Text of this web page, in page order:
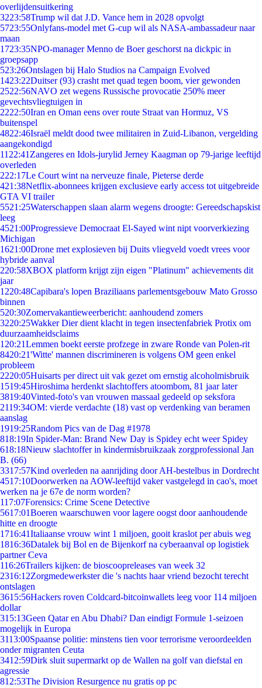
overlijdensuitkering
3223:58Trump wil dat J.D. Vance hem in 2028 opvolgt
5723:55Onlyfans-model met G-cup wil als NASA-ambassadeur naar
maan
1723:35NPO-manager Menno de Boer geschorst na dickpic in
groepsapp
523:26Ontslagen bij Halo Studios na Campaign Evolved
1423:22Duitser (93) crasht met quad tegen boom, vier gewonden
2522:56NAVO zet wegens Russische provocatie 250% meer
gevechtsvliegtuigen in
2222:50Iran en Oman eens over route Straat van Hormuz, VS
buitenspel
4822:46Israël meldt dood twee militairen in Zuid-Libanon, vergelding
aangekondigd
11 22:41 Zangeres en Idols-jurylid Jerney Kaagman op 79-jarige leeftijd
overleden
222:17Le Court wint na nerveuze finale, Pieterse derde
421:38Netflix-abonnees krijgen exclusieve early access tot uitgebreide
GTA VI trailer
5521:25Waterschappen slaan alarm wegens droogte: Gereedschapskist
leeg
4521:00Progressieve Democraat El-Sayed wint nipt voorverkiezing
Michigan
1621:00Drone met explosieven bij Duits vliegveld voedt vrees voor
hybride aanval
220:58XBOX platform krijgt zijn eigen "Platinum" achievements dit
jaar
1220:48Capibara's lopen Braziliaans parlementsgebouw Mato Grosso
binnen
520:30Zomervakantieweerbericht: aanhoudend zomers
3220:25Wakker Dier dient klacht in tegen insectenfabriek Protix om
duurzaamheidsclaims
1 20:21Lemmen boekt eerste profzege in zware Ronde van Polen-rit
8420:21'Witte' mannen discrimineren is volgens OM geen enkel
probleem
2220:05Huisarts per direct uit vak gezet om ernstig alcoholmisbruik
1519:45Hiroshima herdenkt slachtoffers atoombom, 81 jaar later
3819:40Vinted-foto's van vrouwen massaal gedeeld op seksfora
2119:34OM: vierde verdachte (18) vast op verdenking van beramen
aanslag
1919:25Random Pics van de Dag #1978
818:19In Spider-Man: Brand New Day is Spidey echt weer Spidey
618:18Nieuw slachtoffer in kindermisbruikzaak zorgprofessional Jan
B. (66)
3317:57Kind overleden na aanrijding door AH-bestelbus in Dordrecht
4517:10Doorwerken na AOW-leeftijd vaker vastgelegd in cao's, moet
werken na je 67e de norm worden?
117:07Forensics: Crime Scene Detective
5617:01Boeren waarschuwen voor lagere oogst door aanhoudende
hitte en droogte
1716:41Italiaanse vrouw wint 1 miljoen, gooit kraslot per abuis weg
1816:36Datalek bij Bol en de Bijenkorf na cyberaanval op logistiek
partner Ceva
116:26Trailers kijken: de bioscoopreleases van week 32
2316:12Zorgmedewerkster die 's nachts haar vriend bezocht terecht
ontslagen
3615:56Hackers roven Coldcard-bitcoinwallets leeg voor 114 miljoen
dollar
315:13Geen Qatar en Abu Dhabi? Dan eindigt Formule 1-seizoen
mogelijk in Europa
3113:00Spaanse politie: minstens tien voor terrorisme veroordeelden
onder migranten Ceuta
3412:59Dirk sluit supermarkt op de Wallen na golf van diefstal en
agressie
812:53The Division Resurgence nu gratis op pc